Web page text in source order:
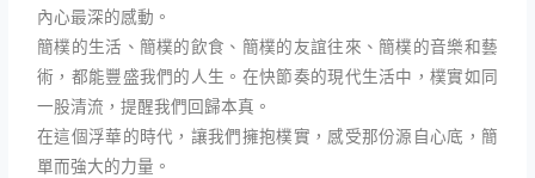
內心最深的感動。
簡樸的生活、簡樸的飲食、簡樸的友誼往來、簡樸的音樂和藝
術，都能豐盛我們的人生。在快節奏的現代生活中，樸實如同
一股清流，提醒我們回歸本真。
在這個浮華的時代，讓我們擁抱樸實，感受那份源自心底，簡
單而強大的力量。